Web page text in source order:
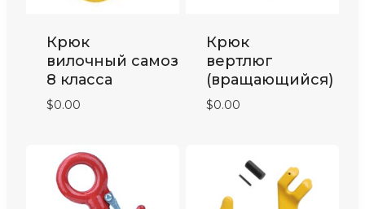
Крюк
вилочный самозащелкивающийся
8 класса
$0.00
Крюк
вертлюг
(вращающийся)
$0.00